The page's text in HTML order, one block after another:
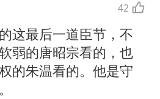
42
这最后一道臣节，不
弱的唐昭宗看的，也
的朱温看的。他是守